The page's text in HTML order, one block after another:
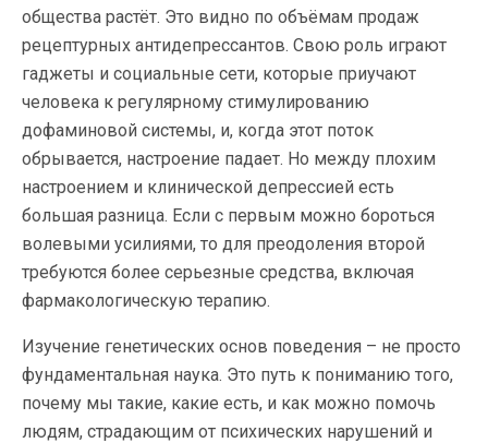
общества растёт. Это видно по объёмам продаж
рецептурных антидепрессантов. Свою роль играют
гаджеты и социальные сети, которые приучают
человека к регулярному стимулированию
дофаминовой системы, и, когда этот поток
обрывается, настроение падает. Но между плохим
настроением и клинической депрессией есть
большая разница. Если с первым можно бороться
волевыми усилиями, то для преодоления второй
требуются более серьезные средства, включая
фармакологическую терапию.
Изучение генетических основ поведения – не просто
фундаментальная наука. Это путь к пониманию того,
почему мы такие, какие есть, и как можно помочь
людям, страдающим от психических нарушений и